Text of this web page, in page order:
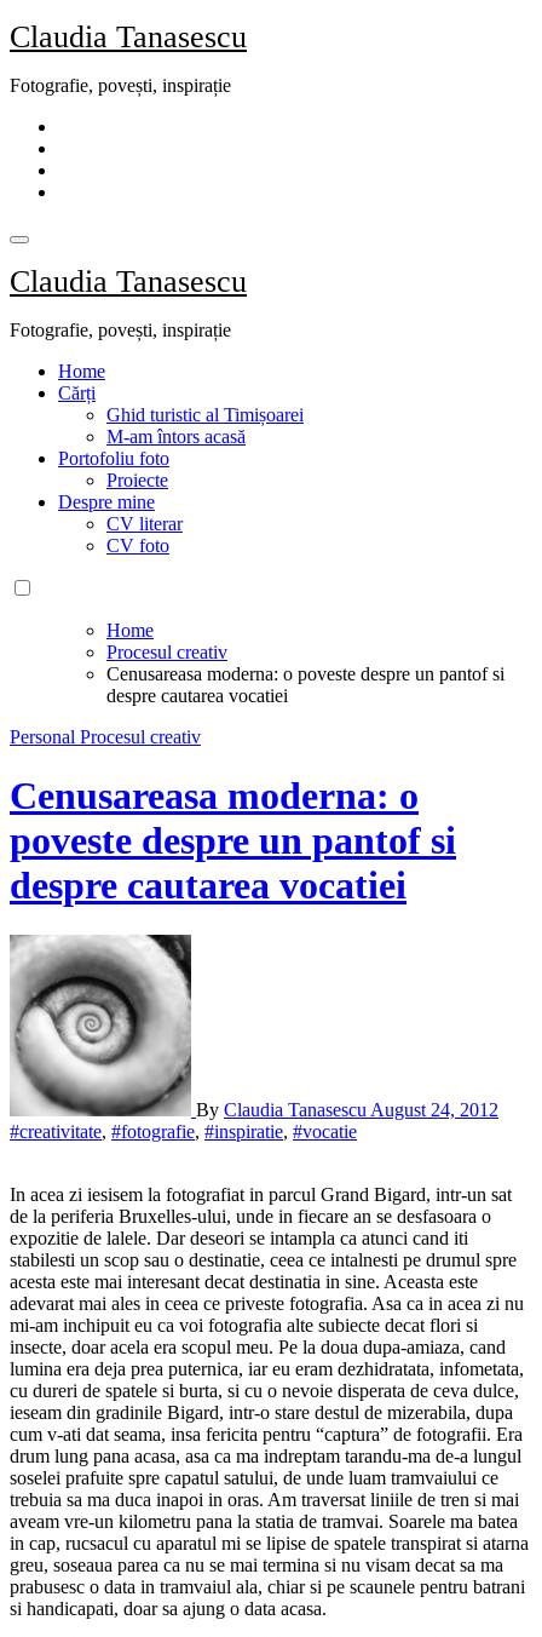
Skip
to
Claudia Tanasescu
Fotografie, povești, inspirație
Claudia Tanasescu
Fotografie, povești, inspirație
Home
Cărți
Ghid turistic al Timișoarei
M-am întors acasă
Portofoliu foto
Proiecte
Despre mine
CV literar
CV foto
Home
Procesul creativ
Cenusareasa moderna: o poveste despre un pantof si
despre cautarea vocatiei
Personal Procesul creativ
Cenusareasa moderna: o
poveste despre un pantof si
despre cautarea vocatiei
By Claudia Tanasescu August 24, 2012
#creativitate, #fotografie, #inspiratie, #vocatie
In acea zi iesisem la fotografiat in parcul Grand Bigard, intr-un sat
de la periferia Bruxelles-ului, unde in fiecare an se desfasoara o
expozitie de lalele. Dar deseori se intampla ca atunci cand iti
stabilesti un scop sau o destinatie, ceea ce intalnesti pe drumul spre
acesta este mai interesant decat destinatia in sine. Aceasta este
adevarat mai ales in ceea ce priveste fotografia. Asa ca in acea zi nu
mi-am inchipuit eu ca voi fotografia alte subiecte decat flori si
insecte, doar acela era scopul meu. Pe la doua dupa-amiaza, cand
lumina era deja prea puternica, iar eu eram dezhidratata, infometata,
cu dureri de spatele si burta, si cu o nevoie disperata de ceva dulce,
ieseam din gradinile Bigard, intr-o stare destul de mizerabila, dupa
cum v-ati dat seama, insa fericita pentru “captura” de fotografii. Era
drum lung pana acasa, asa ca ma indreptam tarandu-ma de-a lungul
soselei prafuite spre capatul satului, de unde luam tramvaiului ce
trebuia sa ma duca inapoi in oras. Am traversat liniile de tren si mai
aveam vre-un kilometru pana la statia de tramvai. Soarele ma batea
in cap, rucsacul cu aparatul mi se lipise de spatele transpirat si atarna
greu, soseaua parea ca nu se mai termina si nu visam decat sa ma
prabusesc o data in tramvaiul ala, chiar si pe scaunele pentru batrani
si handicapati, doar sa ajung o data acasa.